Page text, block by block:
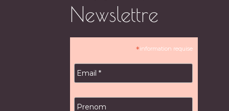
Newslettre
*information requise